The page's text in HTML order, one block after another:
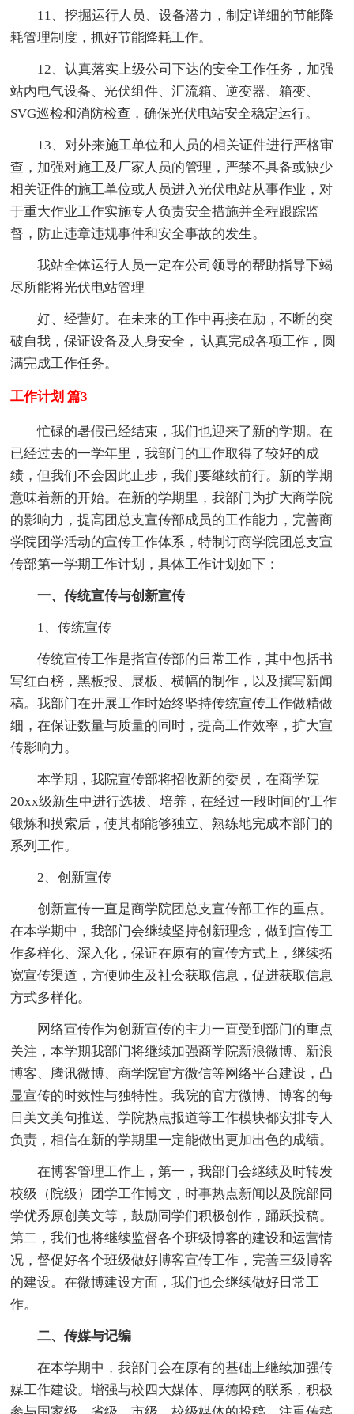
11、挖掘运行人员、设备潜力，制定详细的节能降
耗管理制度，抓好节能降耗工作。
12、认真落实上级公司下达的安全工作任务，加强
站内电气设备、光伏组件、汇流箱、逆变器、箱变、
SVG巡检和消防检查，确保光伏电站安全稳定运行。
13、对外来施工单位和人员的相关证件进行严格审
查，加强对施工及厂家人员的管理，严禁不具备或缺少
相关证件的施工单位或人员进入光伏电站从事作业，对
于重大作业工作实施专人负责安全措施并全程跟踪监
督，防止违章违规事件和安全事故的发生。
我站全体运行人员一定在公司领导的帮助指导下竭
尽所能将光伏电站管理
好、经营好。在未来的工作中再接在励，不断的突
破自我，保证设备及人身安全， 认真完成各项工作，圆
满完成工作任务。
工作计划 篇3
忙碌的暑假已经结束，我们也迎来了新的学期。在
已经过去的一学年里，我部门的工作取得了较好的成
绩，但我们不会因此止步，我们要继续前行。新的学期
意味着新的开始。在新的学期里，我部门为扩大商学院
的影响力，提高团总支宣传部成员的工作能力，完善商
学院团学活动的宣传工作体系，特制订商学院团总支宣
传部第一学期工作计划，具体工作计划如下：
一、传统宣传与创新宣传
1、传统宣传
传统宣传工作是指宣传部的日常工作，其中包括书
写红白榜，黑板报、展板、横幅的制作，以及撰写新闻
稿。我部门在开展工作时始终坚持传统宣传工作做精做
细，在保证数量与质量的同时，提高工作效率，扩大宣
传影响力。
本学期，我院宣传部将招收新的委员，在商学院
20xx级新生中进行选拔、培养，在经过一段时间的'工作
锻炼和摸索后，使其都能够独立、熟练地完成本部门的
系列工作。
2、创新宣传
创新宣传一直是商学院团总支宣传部工作的重点。
在本学期中，我部门会继续坚持创新理念，做到宣传工
作多样化、深入化，保证在原有的宣传方式上，继续拓
宽宣传渠道，方便师生及社会获取信息，促进获取信息
方式多样化。
网络宣传作为创新宣传的主力一直受到部门的重点
关注，本学期我部门将继续加强商学院新浪微博、新浪
博客、腾讯微博、商学院官方微信等网络平台建设，凸
显宣传的时效性与独特性。我院的官方微博、博客的每
日美文美句推送、学院热点报道等工作模块都安排专人
负责，相信在新的学期里一定能做出更加出色的成绩。
在博客管理工作上，第一，我部门会继续及时转发
校级（院级）团学工作博文，时事热点新闻以及院部同
学优秀原创美文等，鼓励同学们积极创作，踊跃投稿。
第二，我们也将继续监督各个班级博客的建设和运营情
况，督促好各个班级做好博客宣传工作，完善三级博客
的建设。在微博建设方面，我们也会继续做好日常工
作。
二、传媒与记编
在本学期中，我部门会在原有的基础上继续加强传
媒工作建设。增强与校四大媒体、厚德网的联系，积极